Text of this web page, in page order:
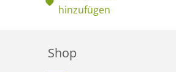
hinzufügen
Shop